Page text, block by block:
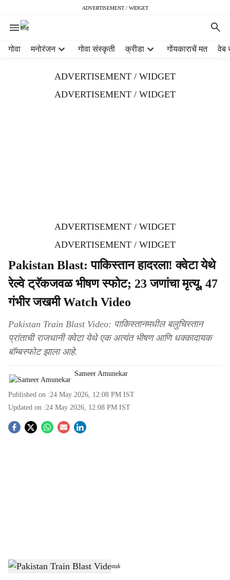
ADVERTISEMENT / WIDGET
गोवा मनोरंजन गोवा संस्कृती क्रीडा गोंयकाराचें मत वेब
ADVERTISEMENT / WIDGET
ADVERTISEMENT / WIDGET
ADVERTISEMENT / WIDGET
ADVERTISEMENT / WIDGET
Pakistan Blast: पाकिस्तान हादरला! क्वेटा येथे
रेल्वे ट्रॅकजवळ भीषण स्फोट; 23 जणांचा मृत्यू, 47
गंभीर जखमी Watch Video
Pakistan Train Blast Video: पाकिस्तानमधील बलुचिस्तान
प्रांताची राजधानी क्वेटा येथे एक अत्यंत भीषण आणि धक्कादायक
बॉम्बस्फोट झाला आहे.
Sameer Amunekar
Published on :24 May 2026, 12:08 PM IST
Updated on :24 May 2026, 12:08 PM IST
S
Pakistan Train Blast Vide -Dainik Gomantak